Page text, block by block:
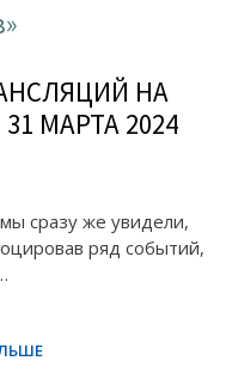
НА
МАРТА 2024
сразу же увидели,
ряд событий,